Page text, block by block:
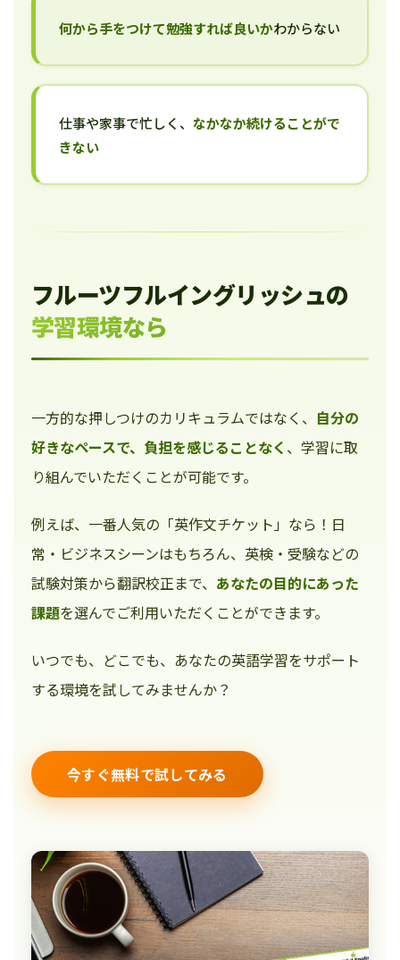
何から手をつけて勉強すれば良いかわからない
仕事や家事で忙しく、 なかなか続けることがで
きない
フルーツフルイングリッシュの
学習環境なら
一方的な押しつけのカリキュラムではなく、 自分の
好きなペースで、負担を感じることなく 、学習に取
り組んでいただくことが可能です。
例えば、一番人気の「英作文チケット」なら！日
常・ビジネスシーンはもちろん、英検・受験などの
試験対策から翻訳校正まで、 あなたの目的にあった
課題を選んでご利用いただくことができます。
いつでも、どこでも、あなたの英語学習をサポート
する環境を試してみませんか？
今すぐ無料で試してみる